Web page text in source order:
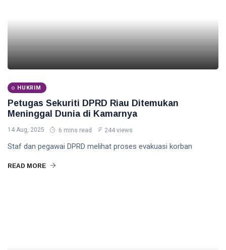
HUKRIM
Petugas Sekuriti DPRD Riau Ditemukan
Meninggal Dunia di Kamarnya
14 Aug, 2025 6 mins read 244 views
Staf dan pegawai DPRD melihat proses evakuasi korban
READ MORE